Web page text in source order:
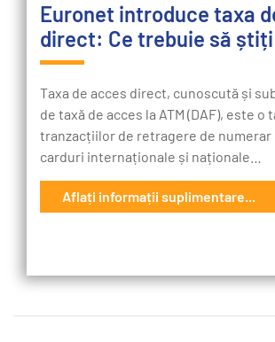
Euronet introduce taxa
direct: Ce trebuie să știți
Taxa de acces direct, cunoscută și
de taxă de acces la ATM (DAF), este o
tranzacțiilor de retragere de
carduri internaționale și naționale…
Aflați informații suplimentare...